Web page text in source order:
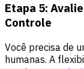
Etapa 5:
Controle
Você precisa de
humanas. A